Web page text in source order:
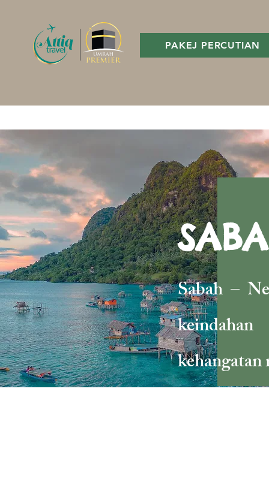
PAKEJ PERCUTIAN
Sabah –
kehangatan